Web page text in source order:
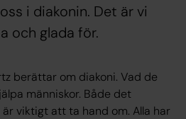
i diakonin. Det är vi
och glada för.
berättar om diakoni. Vad de
människor. Både det
viktigt att ta hand om. Alla har